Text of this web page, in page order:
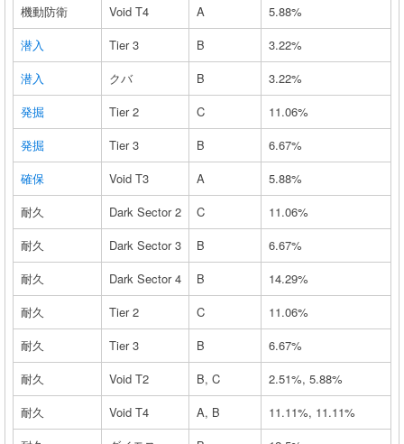
機動防衛
Void T4 A
5.88%
潜入
Tier 3 B
3.22%
潜入
クバ B
3.22%
発掘
Tier 2 C
11.06%
発掘
Tier 3 B
6.67%
確保
Void T3 A
5.88%
耐久
Dark Sector 2 C
11.06%
耐久
Dark Sector 3 B
6.67%
耐久
Dark Sector 4 B
14.29%
耐久
Tier 2 C
11.06%
耐久
Tier 3 B
6.67%
耐久
Void T2 B, C
2.51%, 5.88%
耐久
Void T4 A, B
11.11%, 11.11%